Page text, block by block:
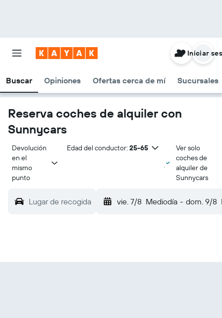
Buscar Opiniones Ofertas cerca de mí Sucursales
Iniciar
Reserva coches de alquiler con
Sunnycars
Devolución
en el
mismo
punto
Edad del conductor: 25-65
Ver solo
coches de
alquiler de
Sunnycars
Lugar de recogida vie. 7/8 Mediodía - dom. 9/8